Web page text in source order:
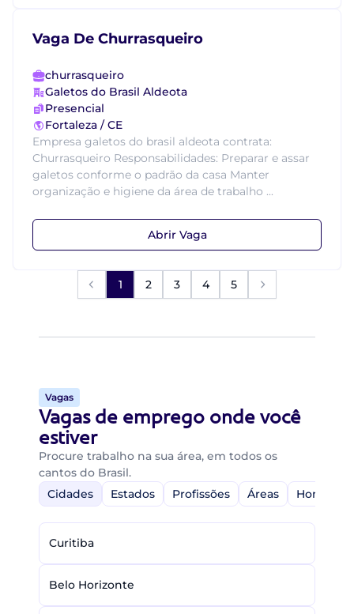
Vaga De Churrasqueiro
churrasqueiro
Galetos do Brasil Aldeota
Presencial
Fortaleza / CE
Empresa galetos do brasil aldeota contrata:
Churrasqueiro Responsabilidades: Preparar e assar
galetos conforme o padrão da casa Manter
organização e higiene da área de trabalho ...
Abrir Vaga
1 2 3 4 5
Vagas
Vagas de emprego onde você
estiver
Procure trabalho na sua área, em todos os
cantos do Brasil.
Cidades
Estados Profissões Áreas Home-
Curitiba
Belo Horizonte